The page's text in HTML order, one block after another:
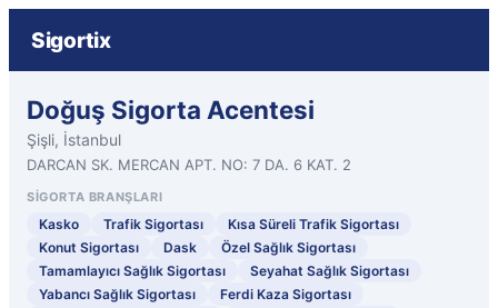
Sigortix
Doğuş Sigorta Acentesi
Şişli, İstanbul
DARCAN SK. MERCAN APT. NO: 7 DA. 6 KAT. 2
SIGORTA BRANŞLARI
Kasko Trafik Sigortası
Kısa Süreli Trafik Sigortası
Konut Sigortası
Dask
Özel Sağlık Sigortası
Tamamlayıcı Sağlık Sigortası
Seyahat Sağlık Sigortası
Yabancı Sağlık Sigortası
Ferdi Kaza Sigortası